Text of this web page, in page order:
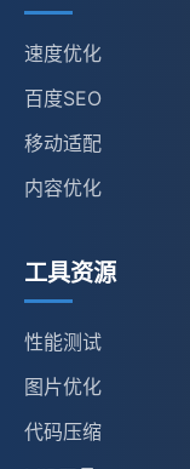
速度优化
百度SEO
移动适配
内容优化
工具资源
性能测试
图片优化
代码压缩